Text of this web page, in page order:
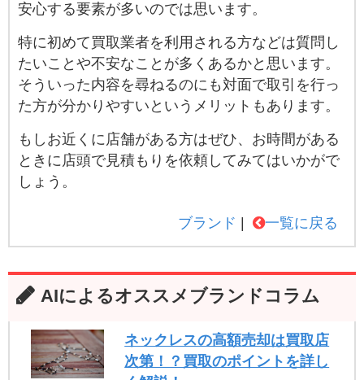
安心する要素が多いのでは思います。
特に初めて買取業者を利用される方などは質問し
たいことや不安なことが多くあるかと思います。
そういった内容を尋ねるのにも対面で取引を行っ
た方が分かりやすいというメリットもあります。
もしお近くに店舗がある方はぜひ、お時間がある
ときに店頭で見積もりを依頼してみてはいかがで
しょう。
ブランド 一覧に戻る
AIによるオススメブランドコラム
ネックレスの高額売却は買取店
次第！？買取のポイントを詳し